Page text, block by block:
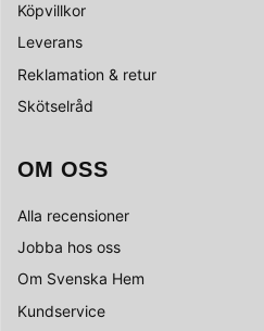
Köpvillkor
Leverans
Reklamation & retur
Skötselråd
OM OSS
Alla recensioner
Jobba hos oss
Om Svenska Hem
Kundservice